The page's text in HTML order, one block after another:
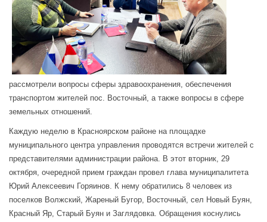
рассмотрели вопросы сферы здравоохранения, обеспечения
транспортом жителей пос. Восточный, а также вопросы в сфере
земельных отношений.
Каждую неделю в Красноярском районе на площадке
муниципального центра управления проводятся встречи жителей с
представителями администрации района. В этот вторник, 29
октября, очередной прием граждан провел глава муниципалитета
Юрий Алексеевич Горяинов. К нему обратились 8 человек из
поселков Волжский, Жареный Бугор, Восточный, сел Новый Буян,
Красный Яр, Старый Буян и Заглядовка. Обращения коснулись